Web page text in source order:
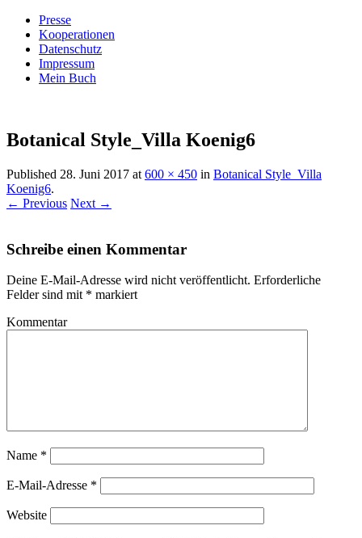
Presse
Kooperationen
Datenschutz
Impressum
Mein Buch
Villa König
Botanical Style_Villa Koenig6
Published 28. Juni 2017 at 600 × 450 in Botanical Style_Villa
Koenig6.
← Previous Next →
Schreibe einen Kommentar
Deine E-Mail-Adresse wird nicht veröffentlicht. Erforderliche
Felder sind mit * markiert
Kommentar
Name *
E-Mail-Adresse *
Website